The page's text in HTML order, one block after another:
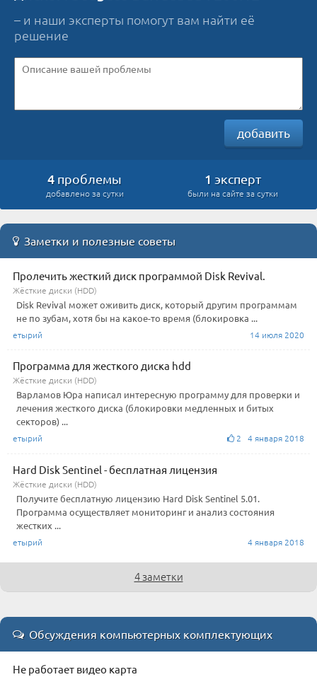
– и наши эксперты помогут вам найти её
решение
добавить
4проблемы
добавлено за сутки
1 эксперт
были на сайте за сутки
Заметки и полезные советы
Пролечить жесткий диск программой Disk Revival.
Жёсткие диски (HDD)
Disk Revival может оживить диск, который другим программам
не по зубам, хотя бы на какое-то время (блокировка ...
етырий 14 июля 2020
Программа для жесткого диска hdd
Жёсткие диски (HDD)
Варламов Юра написал интересную программу для проверки и
лечения жесткого диска (блокировки медленных и битых
секторов) ...
етырий 2 4 января 2018
Hard Disk Sentinel - бесплатная лицензия
Жёсткие диски (HDD)
Получите бесплатную лицензию Hard Disk Sentinel 5.01.
Программа осуществляет мониторинг и анализ состояния
жестких ...
етырий 4 января 2018
4 заметки
Обсуждения компьютерных комплектующих
Не работает видео карта